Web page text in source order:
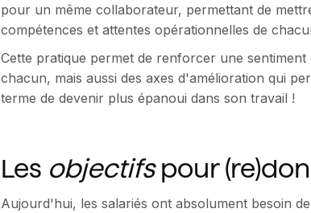
pour un même collaborateur, permettant de
compétences et attentes opérationnelles de
Cette pratique permet de renforcer une sentiment
chacun, mais aussi des axes d'amélioration qui
terme de devenir plus épanoui dans son travail !
Les objectifspour
Aujourd'hui, les salariés ont absolument besoin